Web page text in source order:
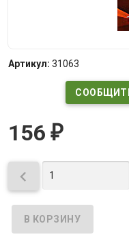
Артикул: 31063
156 ₽
